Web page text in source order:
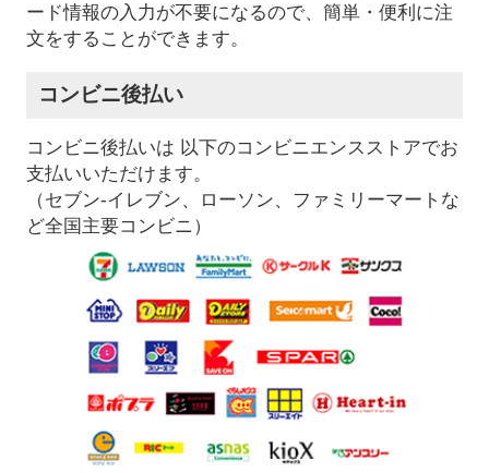
ード情報の入力が不要になるので、簡単・便利に注
文をすることができます。
コンビニ後払い
コンビニ後払いは 以下のコンビニエンスストアでお
支払いいただけます。
（セブン-イレブン、ローソン、ファミリーマートな
ど全国主要コンビニ）